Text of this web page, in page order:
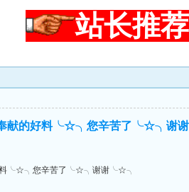
站长推
献的好料╰☆╮您辛苦了╰☆╮谢
料╰☆╮您辛苦了╰☆╮谢谢╰☆╮